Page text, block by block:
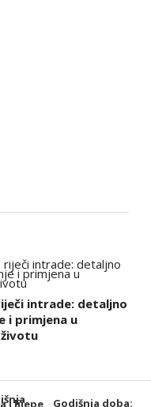
intrade: detaljno
i primjena u
Godišnja doba: